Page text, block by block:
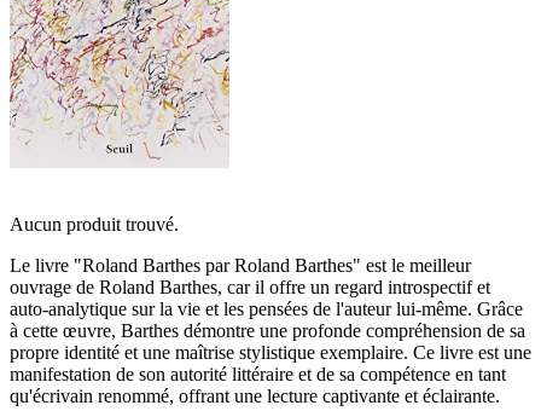
Aucun produit trouvé.
Le livre "Roland Barthes par Roland Barthes" est le meilleur
ouvrage de Roland Barthes, car il offre un regard introspectif et
auto-analytique sur la vie et les pensées de l'auteur lui-même. Grâce
à cette œuvre, Barthes démontre une profonde compréhension de sa
propre identité et une maîtrise stylistique exemplaire. Ce livre est une
manifestation de son autorité littéraire et de sa compétence en tant
qu'écrivain renommé, offrant une lecture captivante et éclairante.